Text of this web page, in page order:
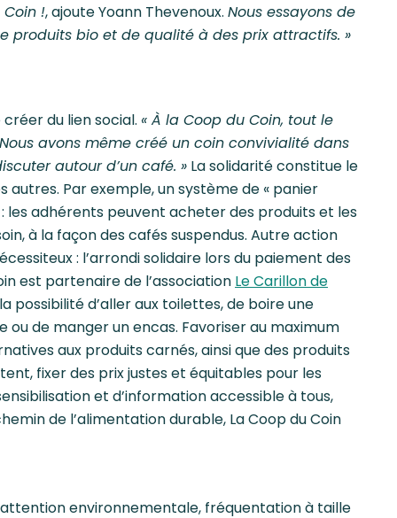
!, ajoute Yoann Thevenoux. Nous essayons de
produits bio et de qualité à des prix attractifs. »
du lien social. « À la Coop du Coin, tout le
avons même créé un coin convivialité dans
autour d’un café. » La solidarité constitue le
Par exemple, un système de « panier
les adhérents peuvent acheter des produits et les
à la façon des cafés suspendus. Autre action
: l’arrondi solidaire lors du paiement des
est partenaire de l’association Le Carillon de
possibilité d’aller aux toilettes, de boire une
de manger un encas. Favoriser au maximum
aux produits carnés, ainsi que des produits
fixer des prix justes et équitables pour les
et d’information accessible à tous,
de l’alimentation durable, La Coop du Coin
environnementale, fréquentation à taille